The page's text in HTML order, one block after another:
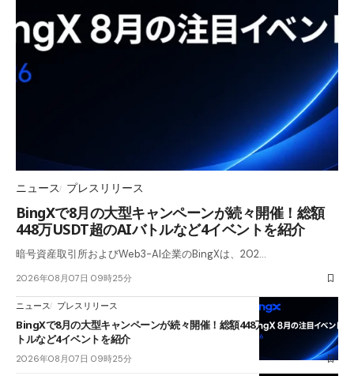
ニュース プレスリリース
BingXで8月の大型キャンペーンが続々開催！総額
448万USDT超のAIバトルなど4イベントを紹介
暗号資産取引所およびWeb3-AI企業のBingXは、202…
2026年08月07日 09時25分
ニュース プレスリリース
BingXで8月の大型キャンペーンが続々開催！総額448万USDT超のAIバ
トルなど4イベントを紹介
2026年08月07日 09時25分